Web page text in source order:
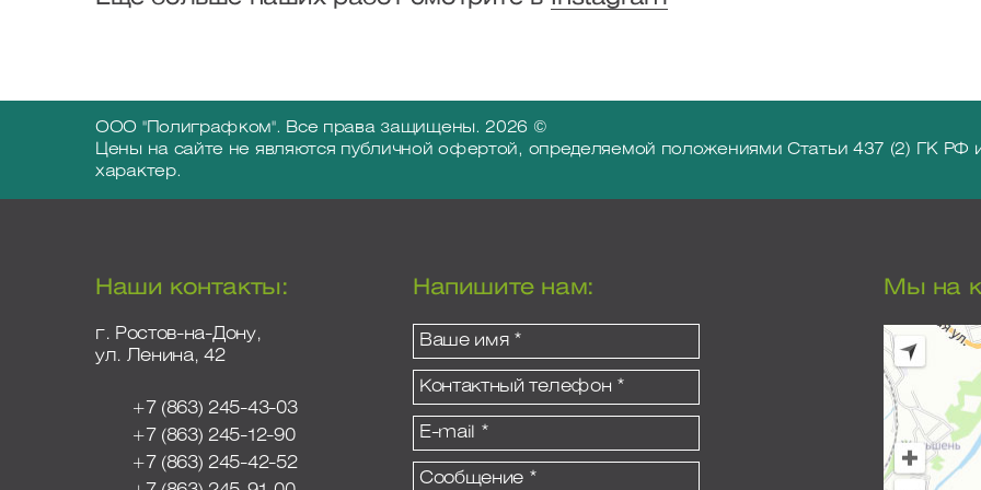
ООО "Полиграфком". Все права защищены. 2026 ©
Цены на сайте не являются публичной офертой, определяемой положениями Статьи 437 (2) ГК
характер.
Наши контакты:
г. Ростов-на-Дону,
ул. Ленина, 42
+7 (863) 245-43-03
+7 (863) 245-12-90
+7 (863) 245-42-52
Напишите нам: Мы на